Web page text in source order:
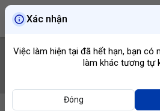
Xác nhận
Việc làm hiện tại đã hết hạn, bạn có
làm khác tương tự
Đóng